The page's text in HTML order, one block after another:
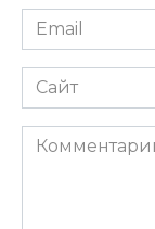
Email
*
Сайт
Комментарий